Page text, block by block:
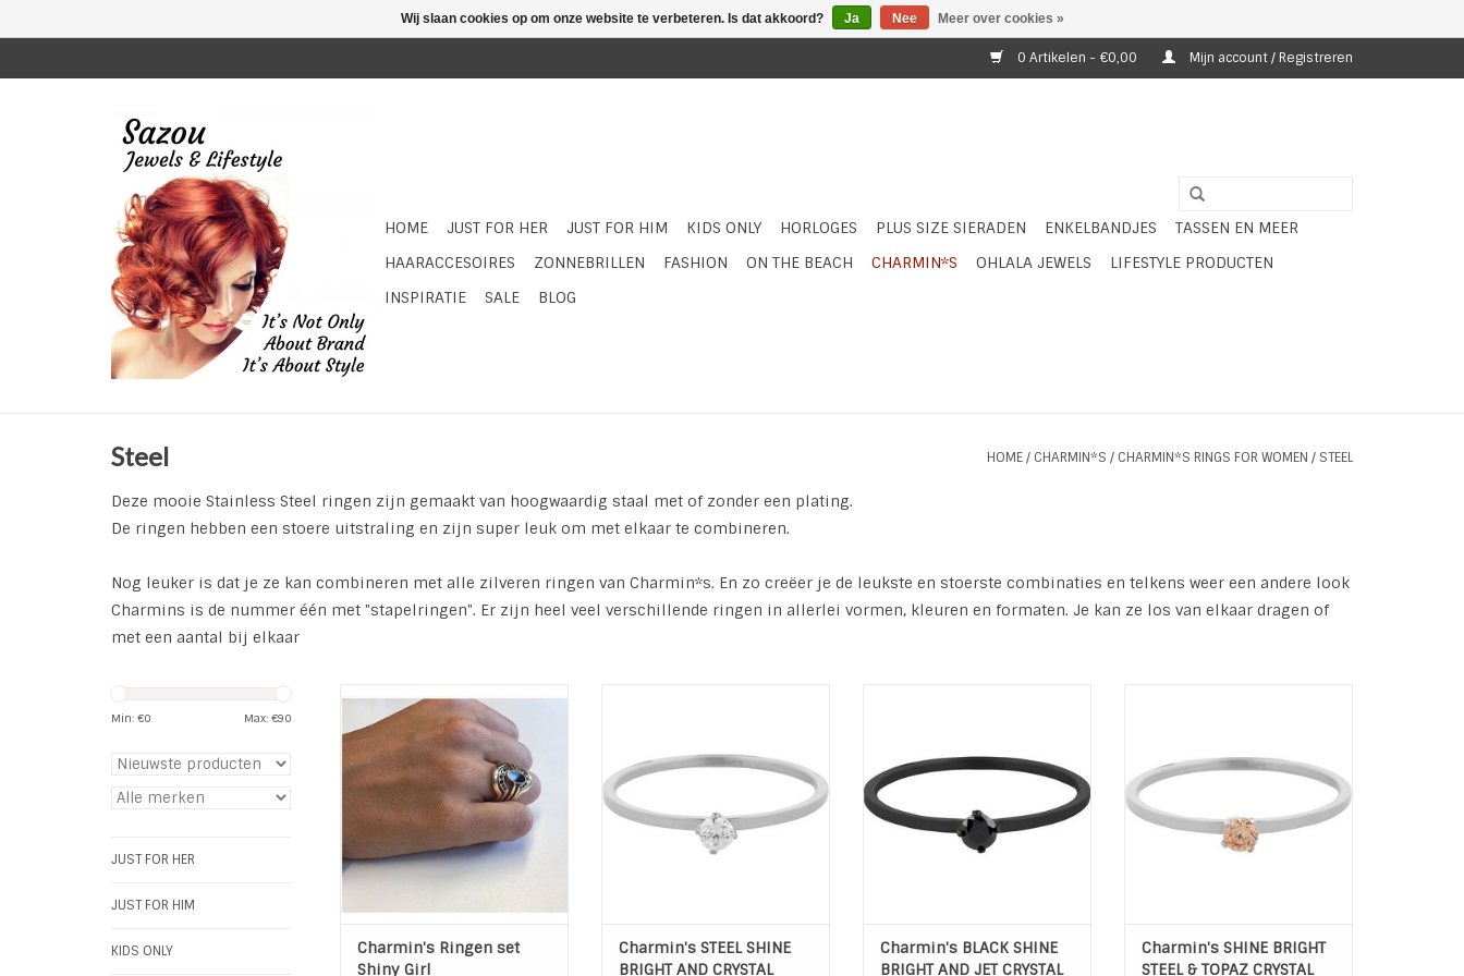
0 Artikelen - €0,00 Mijn account / Registreren
HOME JUST FOR HER JUST FOR HIM KIDS ONLY HORLOGES PLUS SIZE SIERADEN ENKELBANDJES
TASSEN EN MEER
HAARACCESOIRES
ZONNEBRILLEN FASHION ON THE BEACH CHARMIN*S OHLALA JEWELS
LIFESTYLE PRODUCTEN
INSPIRATIE
SALE BLOG
Steel HOME/ CHARMIN*S / CHARMIN*S RINGS FOR WOMEN / STEEL
Deze mooie Stainless Steel ringen zijn gemaakt van hoogwaardig staal met of zonder een plating.
De ringen hebben een stoere uitstraling en zijn super leuk om met elkaar te combineren.
Nog leuker is dat je ze kan combineren met alle zilveren ringen van Charmin*s. En zo creëer je de leukste en stoerste combinaties en telkens weer een andere look
Charmins is de nummer één met "stapelringen". Er zijn heel veel verschillende ringen in allerlei vormen, kleuren en formaten. Je kan ze los van elkaar dragen of
met een aantal bij elkaar
Min: €0 Max: €90
JUST FOR HER
JUST FOR HIM
KIDS ONLY
Ringen set van Charmin's - Shiny
Girl.
De collectie biedt je de
mogelijkheid om je eigen
combinatie te maken met keus
uit tal van ontwerpen in
verschillende kleuren en
materialen. Charmin*s Zilveren,
Golden look en Stalen ringen
Charmin's Ringen set
Shiny Girl
Materiaal: Hoogwaardig
TOEVOEGEN AAN WINKELWAGEN
Charmin's STEEL SHINE
BRIGHT AND CRYSTAL
Materiaal: Hoogwaardig
Edelstaal (L316) met een laagje
TOEVOEGEN AAN WINKELWAGEN
Charmin's BLACK SHINE
BRIGHT AND JET CRYSTAL
Kleur: Zilver / Zalmroze
Materiaal: Hoogwaardig
TOEVOEGEN AAN WINKELWAGEN
Charmin's SHINE BRIGHT
STEEL & TOPAZ CRYSTAL
Wij slaan cookies op om onze website te verbeteren. Is dat akkoord? Ja Nee Meer over cookies »